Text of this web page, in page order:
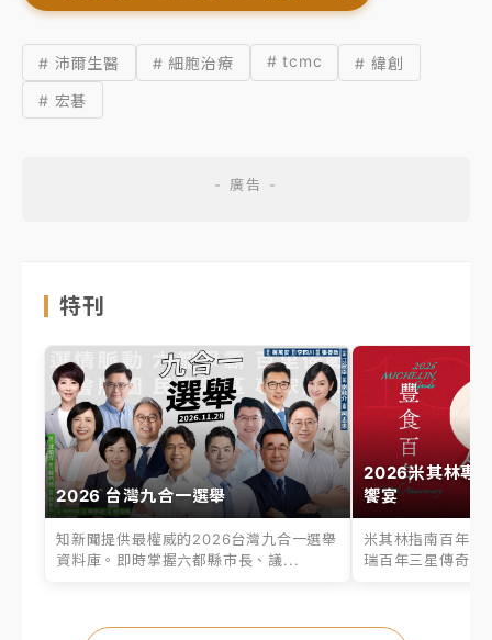
# 沛爾生醫 # 細胞治療 # tcmc
# 緯創
# 宏碁
特刊
2026 台灣九合一選舉
知新聞提供最權威的2026台灣九合一選舉
資料庫。即時掌握六都縣市長、議...
2026米其林專
饗宴
米其林指南百年之
瑞百年三星傳奇、